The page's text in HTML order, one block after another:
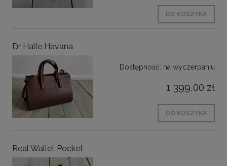
DO KOSZYKA
Dr Halle Havana
Dostępność: na wyczerpaniu
1 399,00 zł
DO KOSZYKA
Real Wallet Pocket